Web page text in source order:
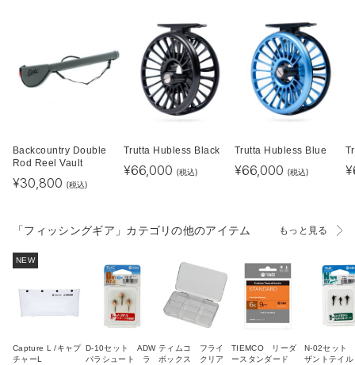
Backcountry Double
Rod Reel Vault
¥30,800 (税込)
Trutta Hubless Black
¥66,000 (税込)
Trutta Hubless Blue
¥66,000 (税込) ¥
「フィッシングギア」カテゴリの他のアイテム もっと見る
NEW
Capture L /キャプ
チャーL
D-10セット ADW
パラシュート ラ
ティムコ フライ
ボックス クリア
TIEMCO リーダ
ースタンダード
N-02セット
ザントテイ